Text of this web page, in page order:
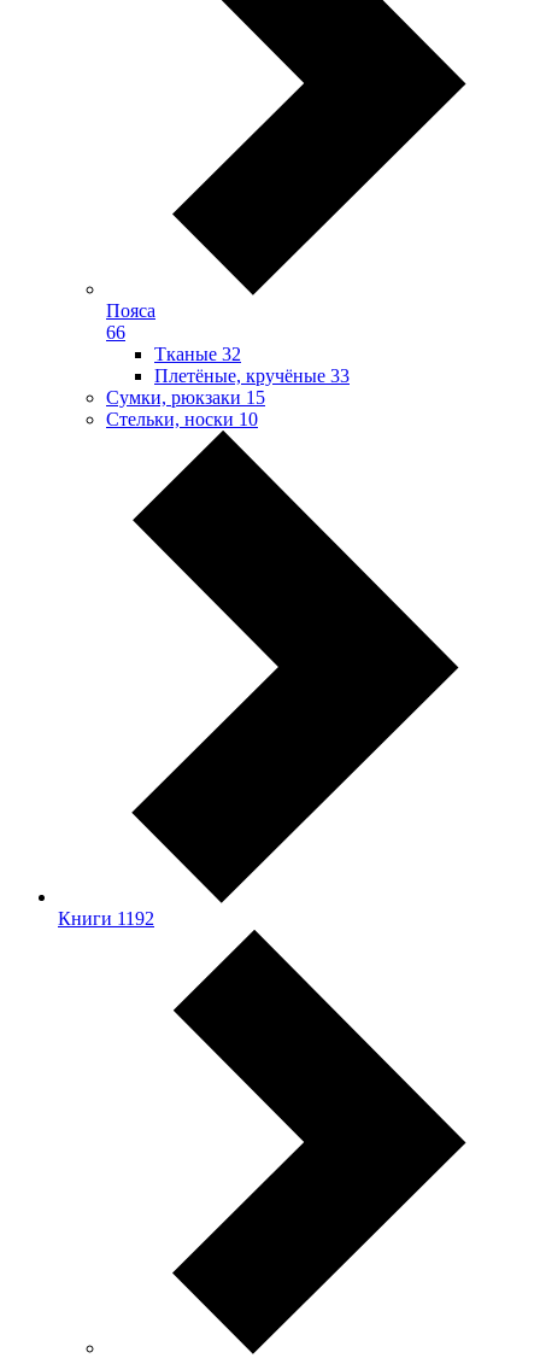
Пояса
66
Тканые 32
Плетёные, кручёные 33
Сумки, рюкзаки 15
Стельки, носки 10
Книги 1192